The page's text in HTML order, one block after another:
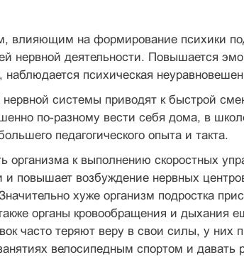
влияющим на формирование психики
нервной деятельности. Повышается
психическая
системы приводят к быстрой
по-разному вести себя дома, в
педагогического опыта и такта.
организма к выполнению скоростных
повышает возбуждение нервных
хуже организм подростка
органы кровообращения и дыхания
часто теряют веру в свои силы, у них
велосипедным спортом и давать